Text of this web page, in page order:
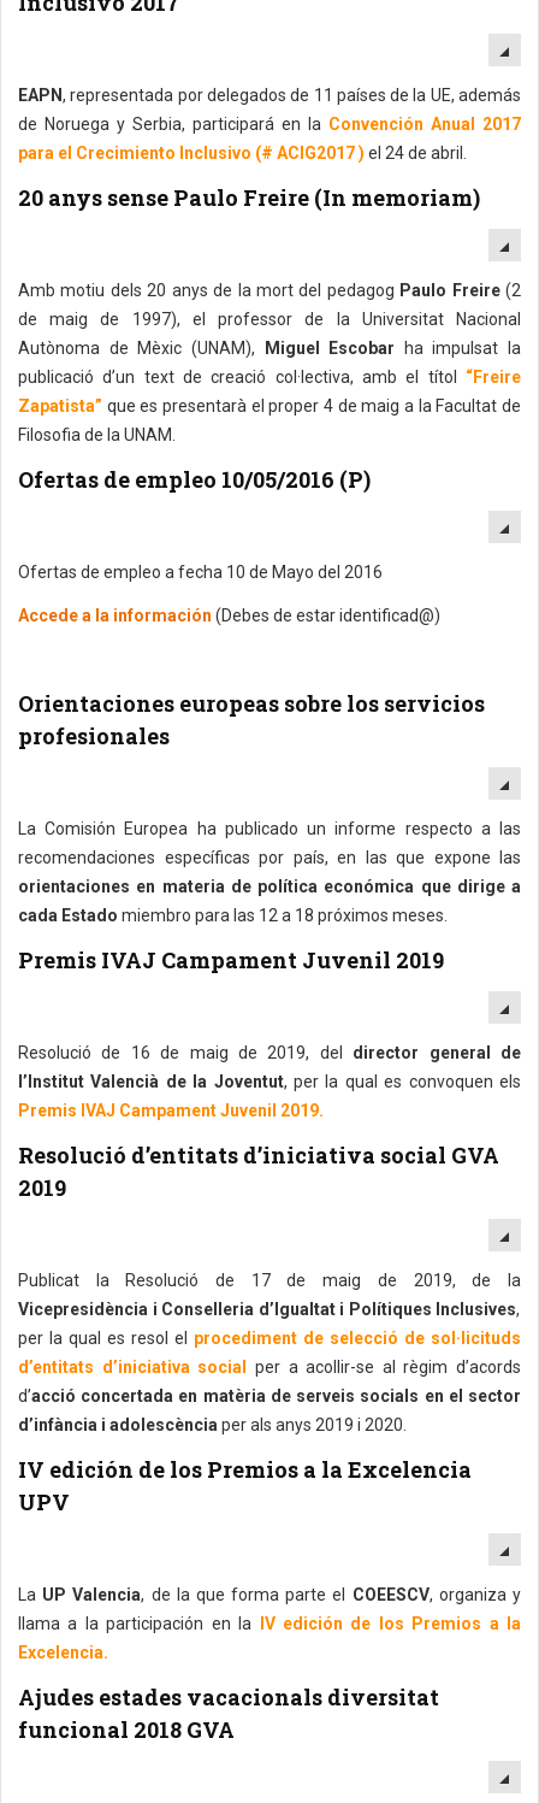
EAPN, representada por delegados de 11 países de la UE, además
de Noruega y Serbia, participará en la Convención Anual 2017
para el Crecimiento Inclusivo (# ACIG2017 ) el 24 de abril.
20 anys sense Paulo Freire (In memoriam)
Amb motiu dels 20 anys de la mort del pedagog Paulo Freire(2
de maig de 1997), el professor de la Universitat Nacional
Autònoma de Mèxic (UNAM),
Miguel Escobar ha impulsat la
publicació d’un text de creació col·lectiva, amb el títol “Freire
Zapatista” que es presentarà el proper 4 de maig a la Facultat de
Filosofia de la UNAM.
Ofertas de empleo 10/05/2016 (P)
Ofertas de empleo a fecha 10 de Mayo del 2016
Accede a la información (Debes de estar identificad@)
Orientaciones europeas sobre los servicios
profesionales
La Comisión Europea ha publicado un informe respecto a las
recomendaciones específicas por país, en las que expone las
orientaciones en materia de política económica que dirige a
cada Estado miembro para las 12 a 18 próximos meses.
Premis IVAJ Campament Juvenil 2019
Resolució de 16 de maig de 2019, del
director general de
l’Institut Valencià de la Joventut, per la qual es convoquen els
Premis IVAJ Campament Juvenil 2019.
Resolució d’entitats d’iniciativa social GVA
2019
Publicat la Resolució de 17 de maig de 2019, de la
Vicepresidència i Conselleria d’Igualtat i Polítiques Inclusives,
per la qual es resol el
procediment de selecció de sol·licituds
d’entitats d’iniciativa social per a acollir-se al règim d’acords
d’acció concertada en matèria de serveis socials en el sector
d’infància i adolescència per als anys 2019 i 2020.
IV edición de los Premios a la Excelencia
UPV
La UP Valencia, de la que forma parte el COEESCV, organiza y
llama a la participación en la IV edición de los Premios a la
Excelencia.
Ajudes estades vacacionals diversitat
funcional 2018 GVA